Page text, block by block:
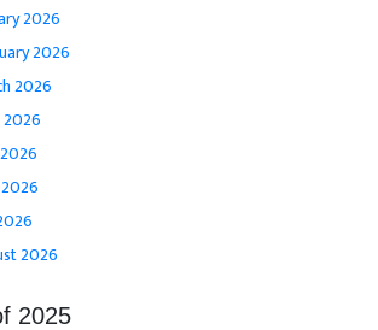
2026
2026
2026
2026
2025